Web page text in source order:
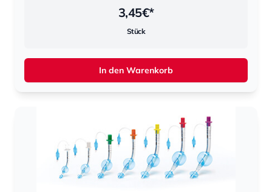
3,45€*
Stück
In den Warenkorb